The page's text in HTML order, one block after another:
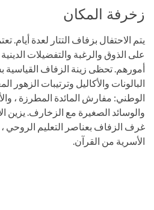
زخرفة المكان
يتم الاحتفال بزفاف التتار لعدة أيام.
على الذوق والرغبة والتفضيلات
أمورهم. تحظى زينة الزفاف القياسية
البالونات والأكاليل وترتيبات الزهور
الوطني: مفارش المائدة المطرزة ،
والوسائد الصغيرة مع الزخارف. يزين
غرف الزفاف بعناصر التعليم الروحي
الأسرية من القرآن.